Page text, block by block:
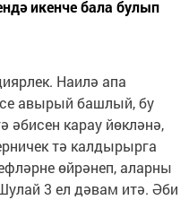
икенче бала булып
Наилә апа
авырый башлый, бу
әбисен карау йөкләнә,
тә калдырырга
өйрәнеп, аларны
3 ел дәвам итә. Әби